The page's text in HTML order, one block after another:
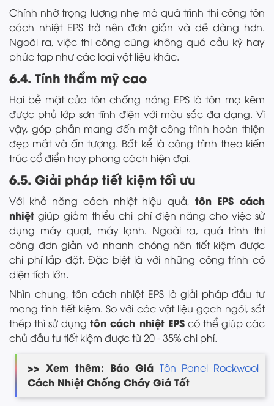
Chính nhờ trọng lượng nhẹ mà quá trình thi công tôn
cách nhiệt EPS trở nên đơn giản và dễ dàng hơn.
Ngoài ra, việc thi công cũng không quá cầu kỳ hay
phức tạp như các loại vật liệu khác.
6.4. Tính thẩm mỹ cao
Hai bề mặt của tôn chống nóng EPS là tôn mạ kẽm
được phủ lớp sơn tĩnh điện với màu sắc đa dạng. Vì
vậy, góp phần mang đến một công trình hoàn thiện
đẹp mắt và ấn tượng. Bất kể là công trình theo kiến
trúc cổ điển hay phong cách hiện đại.
6.5. Giải pháp tiết kiệm tối ưu
Với khả năng cách nhiệt hiệu quả, tôn EPS cách
nhiệt giúp giảm thiểu chi phí điện năng cho việc sử
dụng máy quạt, máy lạnh. Ngoài ra, quá trình thi
công đơn giản và nhanh chóng nên tiết kiệm được
chi phí lắp đặt. Đặc biệt là với những công trình có
diện tích lớn.
Nhìn chung, tôn cách nhiệt EPS là giải pháp đầu tư
mang tính tiết kiệm. So với các vật liệu gạch ngói, sắt
thép thì sử dụngtôn cách nhiệt EPScó thể giúp các
chủ đầu tư tiết kiệm được từ 20 - 35% chi phí.
>> Xem thêm: Báo GiáTôn Panel Rockwool
Cách Nhiệt Chống Cháy Giá Tốt